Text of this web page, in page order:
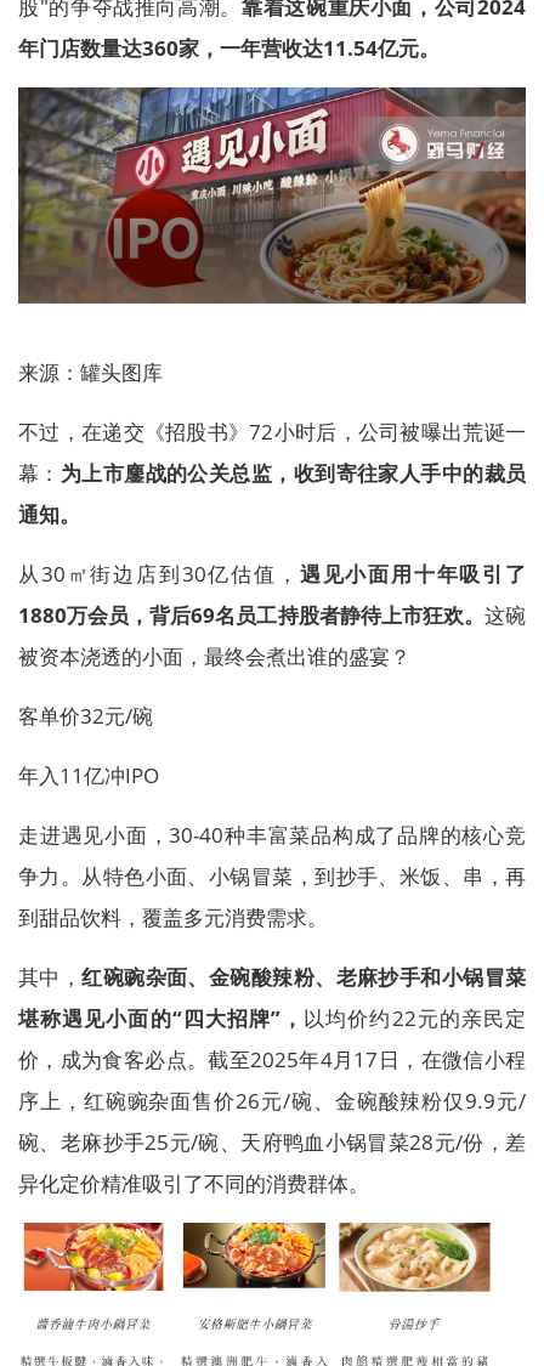
股"的争夺战推向高潮。 靠着这碗重庆小面，公司2024
年门店数量达360家，一年营收达11.54亿元。
来源：罐头图库
不过，在递交《招股书》72小时后，公司被曝出荒诞一
幕： 为上市鏖战的公关总监，收到寄往家人手中的裁员
通知。
从30㎡街边店到30亿估值， 遇见小面用十年吸引了
1880万会员，背后69名员工持股者静待上市狂欢。 这碗
被资本浇透的小面，最终会煮出谁的盛宴？
客单价32元/碗
年入11亿冲IPO
走进遇见小面，30-40种丰富菜品构成了品牌的核心竞
争力。从特色小面、小锅冒菜，到抄手、米饭、串，再
到甜品饮料，覆盖多元消费需求。
其中，红碗豌杂面、金碗酸辣粉、老麻抄手和小锅冒菜
堪称遇见小面的“四大招牌”， 以均价约22元的亲民定
价，成为食客必点。截至2025年4月17日，在微信小程
序上，红碗豌杂面售价26元/碗、金碗酸辣粉仅9.9元/
碗、老麻抄手25元/碗、天府鸭血小锅冒菜28元/份，差
异化定价精准吸引了不同的消费群体。